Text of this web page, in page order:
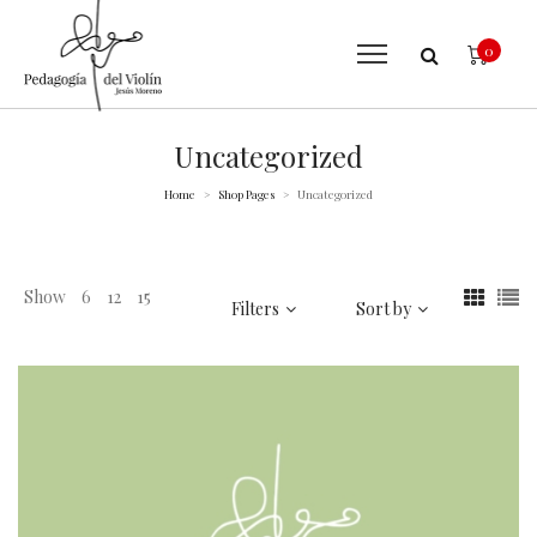
0
Uncategorized
Home > Shop Pages > Uncategorized
Show 6 12 15
Filters Sort by